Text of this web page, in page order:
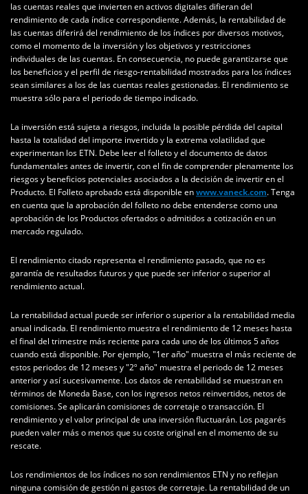
las cuentas reales que invierten en activos digitales difieran del
rendimiento de cada índice correspondiente. Además, la rentabilidad de
las cuentas diferirá del rendimiento de los índices por diversos motivos,
como el momento de la inversión y los objetivos y restricciones
individuales de las cuentas. En consecuencia, no puede garantizarse que
los beneficios y el perfil de riesgo-rentabilidad mostrados para los índices
sean similares a los de las cuentas reales gestionadas. El rendimiento se
muestra sólo para el periodo de tiempo indicado.
La inversión está sujeta a riesgos, incluida la posible pérdida del capital
hasta la totalidad del importe invertido y la extrema volatilidad que
experimentan los ETN. Debe leer el folleto y el documento de datos
fundamentales antes de invertir, con el fin de comprender plenamente los
riesgos y beneficios potenciales asociados a la decisión de invertir en el
Producto. El Folleto aprobado está disponible enwww.vaneck.com. Tenga
en cuenta que la aprobación del folleto no debe entenderse como una
aprobación de los Productos ofertados o admitidos a cotización en un
mercado regulado.
El rendimiento citado representa el rendimiento pasado, que no es
garantía de resultados futuros y que puede ser inferior o superior al
rendimiento actual.
La rentabilidad actual puede ser inferior o superior a la rentabilidad media
anual indicada. El rendimiento muestra el rendimiento de 12 meses hasta
el final del trimestre más reciente para cada uno de los últimos 5 años
cuando está disponible. Por ejemplo, "1er año" muestra el más reciente de
estos periodos de 12 meses y "2º año" muestra el periodo de 12 meses
anterior y así sucesivamente. Los datos de rentabilidad se muestran en
términos de Moneda Base, con los ingresos netos reinvertidos, netos de
comisiones. Se aplicarán comisiones de corretaje o transacción. El
rendimiento y el valor principal de una inversión fluctuarán. Los pagarés
pueden valer más o menos que su coste original en el momento de su
rescate.
Los rendimientos de los índices no son rendimientos ETN y no reflejan
ninguna comisión de gestión ni gastos de corretaje. La rentabilidad de un